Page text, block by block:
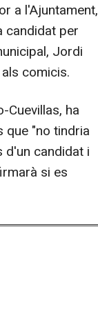
a l'Ajuntament,
candidat per
Jordi
comicis.
Cuevillas, ha
que "no tindria
d'un candidat i
si es